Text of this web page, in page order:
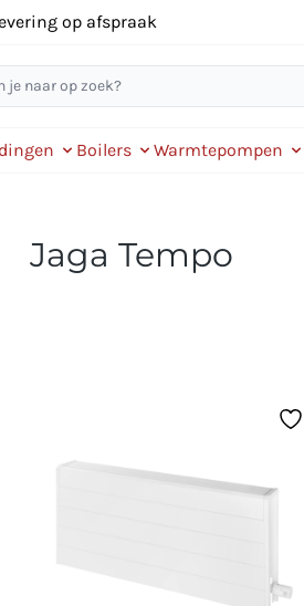
op afspraak
Boilers Warmtepompen
Jaga Tempo